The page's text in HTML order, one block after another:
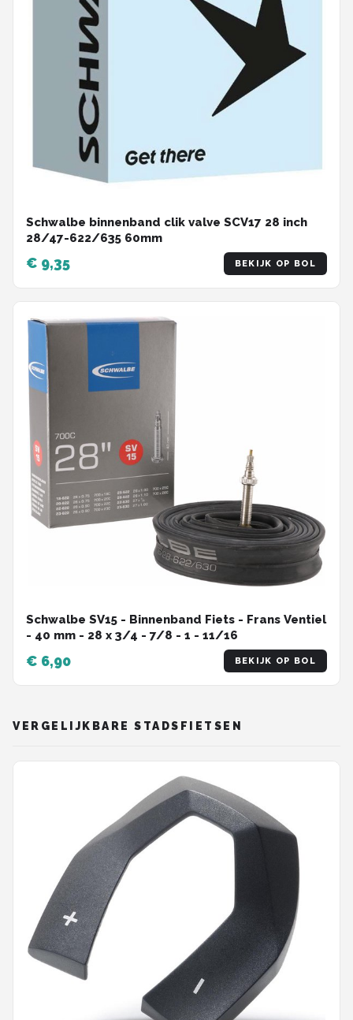
Schwalbe binnenband clik valve SCV17 28 inch
28/47-622/635 60mm
€ 9,35 BEKIJK OP BOL
Schwalbe SV15 - Binnenband Fiets - Frans Ventiel
- 40 mm - 28 x 3/4 - 7/8 - 1 - 11/16
€ 6,90 BEKIJK OP BOL
VERGELIJKBARE STADSFIETSEN